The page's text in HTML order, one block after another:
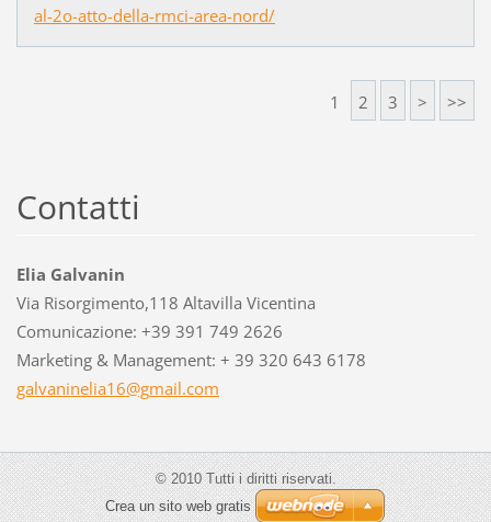
al-2o-atto-della-rmci-area-nord/
1 2 3 > >>
Contatti
Elia Galvanin
Via Risorgimento,118 Altavilla Vicentina
Comunicazione: +39 391 749 2626
Marketing & Management: + 39 320 643 6178
galvaninelia16@gmail.com
© 2010 Tutti i diritti riservati.
Crea un sito web gratis